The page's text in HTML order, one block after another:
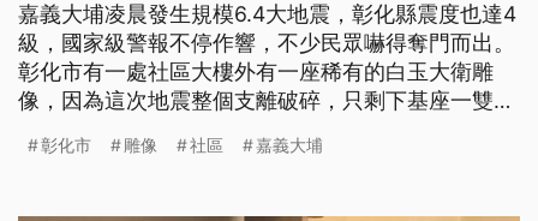
嘉義大埔凌晨發生規模6.4大地震，彰化縣震度也達4
級，國家級警報不停作響，不少民眾嚇得奪門而出。
彰化市有一處社區大樓外有一座稀有的白玉大衛雕
像，因為這次地震整個支離破碎，只剩下基座一雙腳
彰化市 雕像 社區 嘉義大埔